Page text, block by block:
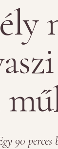
90 perces